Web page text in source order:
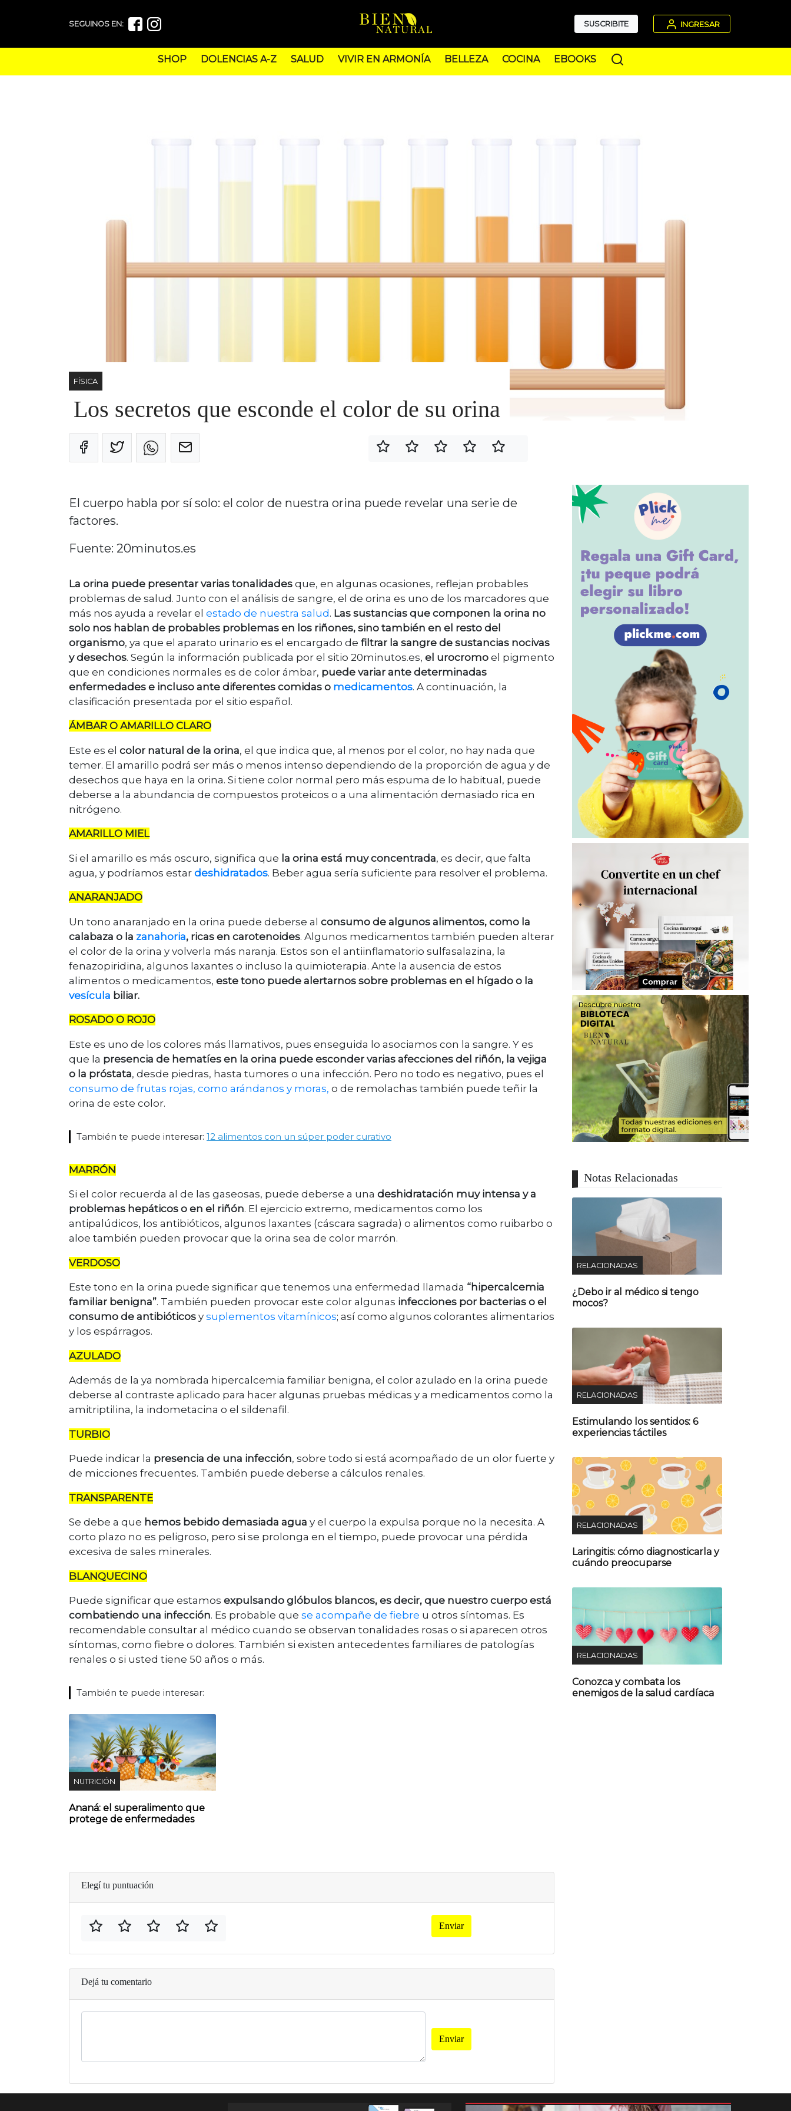
SEGUINOS EN: SUSCRIBITE INGRESAR
SHOP DOLENCIAS A-Z SALUD VIVIR EN ARMONÍA BELLEZA COCINA EBOOKS
FÍSICA
Los secretos que esconde el color de su orina
El cuerpo habla por sí solo: el color de nuestra orina puede revelar una serie de
factores.
Fuente: 20minutos.es
La orina puede presentar varias tonalidades que, en algunas ocasiones, reflejan probables
problemas de salud. Junto con el análisis de sangre, el de orina es uno de los marcadores que
más nos ayuda a revelar el estado de nuestra salud. Las sustancias que componen la orina no
solo nos hablan de probables problemas en los riñones, sino también en el resto del
organismo, ya que el aparato urinario es el encargado de filtrar la sangre de sustancias nocivas
y desechos. Según la información publicada por el sitio 20minutos.es, el urocromo el pigmento
que en condiciones normales es de color ámbar, puede variar ante determinadas
enfermedades e incluso ante diferentes comidas o medicamentos. A continuación, la
clasificación presentada por el sitio español.
ÁMBAR O AMARILLO CLARO
Este es el color natural de la orina, el que indica que, al menos por el color, no hay nada que
temer. El amarillo podrá ser más o menos intenso dependiendo de la proporción de agua y de
desechos que haya en la orina. Si tiene color normal pero más espuma de lo habitual, puede
deberse a la abundancia de compuestos proteicos o a una alimentación demasiado rica en
nitrógeno.
AMARILLO MIEL
Si el amarillo es más oscuro, significa que la orina está muy concentrada, es decir, que falta
agua, y podríamos estar deshidratados. Beber agua sería suficiente para resolver el problema.
ANARANJADO
Un tono anaranjado en la orina puede deberse al consumo de algunos alimentos, como la
calabaza o la zanahoria, ricas en carotenoides. Algunos medicamentos también pueden alterar
el color de la orina y volverla más naranja. Estos son el antiinflamatorio sulfasalazina, la
fenazopiridina, algunos laxantes o incluso la quimioterapia. Ante la ausencia de estos
alimentos o medicamentos, este tono puede alertarnos sobre problemas en el hígado o la
vesícula biliar.
ROSADO O ROJO
Este es uno de los colores más llamativos, pues enseguida lo asociamos con la sangre. Y es
que la presencia de hematíes en la orina puede esconder varias afecciones del riñón, la vejiga
o la próstata, desde piedras, hasta tumores o una infección. Pero no todo es negativo, pues el
consumo de frutas rojas, como arándanos y moras, o de remolachas también puede teñir la
orina de este color.
También te puede interesar: 12 alimentos con un súper poder curativo
MARRÓN
Si el color recuerda al de las gaseosas, puede deberse a una deshidratación muy intensa y a
problemas hepáticos o en el riñón. El ejercicio extremo, medicamentos como los
antipalúdicos, los antibióticos, algunos laxantes (cáscara sagrada) o alimentos como ruibarbo o
aloe también pueden provocar que la orina sea de color marrón.
VERDOSO
Este tono en la orina puede significar que tenemos una enfermedad llamada “hipercalcemia
familiar benigna”. También pueden provocar este color algunas infecciones por bacterias o el
consumo de antibióticos y suplementos vitamínicos; así como algunos colorantes alimentarios
y los espárragos.
AZULADO
Además de la ya nombrada hipercalcemia familiar benigna, el color azulado en la orina puede
deberse al contraste aplicado para hacer algunas pruebas médicas y a medicamentos como la
amitriptilina, la indometacina o el sildenafil.
TURBIO
Puede indicar la presencia de una infección, sobre todo si está acompañado de un olor fuerte y
de micciones frecuentes. También puede deberse a cálculos renales.
TRANSPARENTE
Se debe a que hemos bebido demasiada agua y el cuerpo la expulsa porque no la necesita. A
corto plazo no es peligroso, pero si se prolonga en el tiempo, puede provocar una pérdida
excesiva de sales minerales.
BLANQUECINO
Puede significar que estamos expulsando glóbulos blancos, es decir, que nuestro cuerpo está
combatiendo una infección. Es probable que se acompañe de fiebre u otros síntomas. Es
recomendable consultar al médico cuando se observan tonalidades rosas o si aparecen otros
síntomas, como fiebre o dolores. También si existen antecedentes familiares de patologías
renales o si usted tiene 50 años o más.
También te puede interesar:
NUTRICIÓN
Ananá: el superalimento que
protege de enfermedades
Elegí tu puntuación
Enviar
Dejá tu comentario
Enviar
Notas Relacionadas
RELACIONADAS
¿Debo ir al médico si tengo
mocos?
RELACIONADAS
Estimulando los sentidos: 6
experiencias táctiles
RELACIONADAS
Laringitis: cómo diagnosticarla y
cuándo preocuparse
RELACIONADAS
Conozca y combata los
enemigos de la salud cardíaca